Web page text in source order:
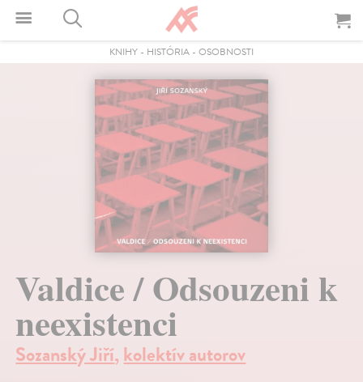
KNIHY - HISTÓRIA - OSOBNOSTI
Valdice / Odsouzeni k
neexistenci
Sozanský Jiří,kolektív autorov